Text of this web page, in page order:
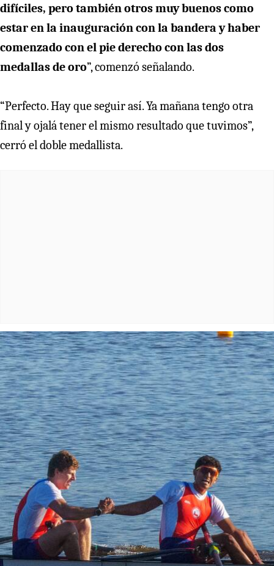
difíciles, pero también otros muy buenos como
estar en la inauguración con la bandera y haber
comenzado con el pie derecho con las dos
medallas de oro”, comenzó señalando.
“Perfecto. Hay que seguir así. Ya mañana tengo otra
final y ojalá tener el mismo resultado que tuvimos”,
cerró el doble medallista.